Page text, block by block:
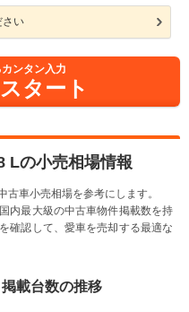
さい
ンタン入力
タート
Lの小売相場情報
車小売相場を参考にします。
内最大級の中古車物件掲載数を持
確認して、愛車を売却する最適な
載台数の推移